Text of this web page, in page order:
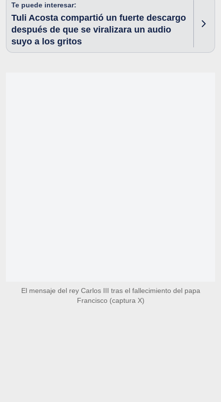
Te puede interesar:
Tuli Acosta compartió un fuerte descargo
después de que se viralizara un audio
suyo a los gritos
El mensaje del rey Carlos III tras el fallecimiento del papa
Francisco (captura X)